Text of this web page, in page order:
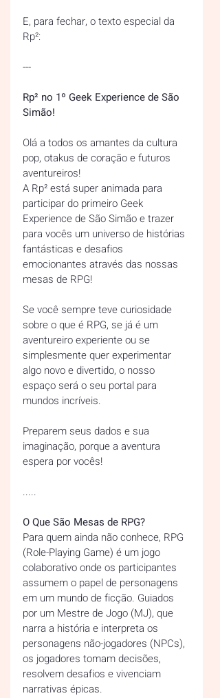
E, para fechar, o texto especial da
Rp²:
---
Rp² no 1º Geek Experience de São
Simão!
Olá a todos os amantes da cultura
pop, otakus de coração e futuros
aventureiros!
A Rp² está super animada para
participar do primeiro Geek
Experience de São Simão e trazer
para vocês um universo de histórias
fantásticas e desafios
emocionantes através das nossas
mesas de RPG!
Se você sempre teve curiosidade
sobre o que é RPG, se já é um
aventureiro experiente ou se
simplesmente quer experimentar
algo novo e divertido, o nosso
espaço será o seu portal para
mundos incríveis.
Preparem seus dados e sua
imaginação, porque a aventura
espera por vocês!
.....
O Que São Mesas de RPG?
Para quem ainda não conhece, RPG
(Role-Playing Game) é um jogo
colaborativo onde os participantes
assumem o papel de personagens
em um mundo de ficção. Guiados
por um Mestre de Jogo (MJ), que
narra a história e interpreta os
personagens não-jogadores (NPCs),
os jogadores tomam decisões,
resolvem desafios e vivenciam
narrativas épicas.